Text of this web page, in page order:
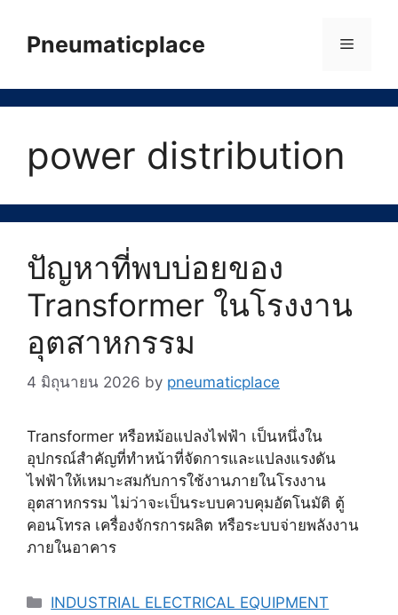
contentPneumaticplace Menu
power distribution
ปัญหาที่พบบ่อยของ
Transformer ในโรงงาน
อุตสาหกรรม
4 มิถุนายน 2026 by pneumaticplace
Transformer หรือหม้อแปลงไฟฟ้า เป็นหนึ่งใน
อุปกรณ์สำคัญที่ทำหน้าที่จัดการและแปลงแรงดัน
ไฟฟ้าให้เหมาะสมกับการใช้งานภายในโรงงาน
อุตสาหกรรม ไม่ว่าจะเป็นระบบควบคุมอัตโนมัติ ตู้
คอนโทรล เครื่องจักรการผลิต หรือระบบจ่ายพลังงาน
ภายในอาคาร
Categories
INDUSTRIAL ELECTRICAL EQUIPMENT